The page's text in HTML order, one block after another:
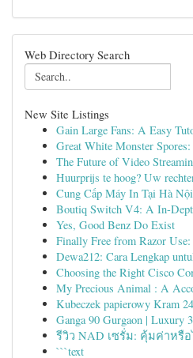
Web Directory Search
New Site Listings
Gain Large Fans: A Easy
Great White Monster
The Future of Video
Huurprijs te hoog? Uw
Cung Cấp Máy In Tại Hà
Boutiq Switch V4: A In-
Yes, Good Benz Do Exist
Finally Free from Razor
Dewa212: Cara Lengkap
Choosing the Right Cisco
My Precious Animal : A
Kubeczek papierowy Kram
Ganga 90 Gurgaon | Luxury
รีวิว NAD เซรั่ม: คุ้มค่าหรื
```text